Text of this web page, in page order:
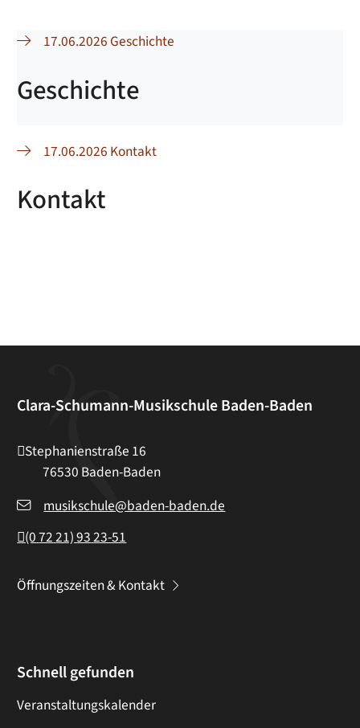
17.06.2026 Geschichte
Geschichte
17.06.2026 Kontakt
Kontakt
Clara-Schumann-Musikschule Baden-Baden
Stephanienstraße 16
76530 Baden-Baden
musikschule@baden-baden.de
(07221) 9323-51
Öffnungszeiten & Kontakt
Schnell gefunden
Veranstaltungskalender